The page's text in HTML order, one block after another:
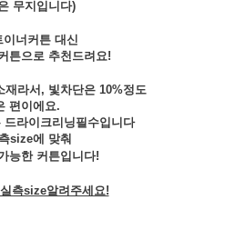
무지입니다)
이너커튼 대신
튼으로 추천드려요!
재라서, 빛차단은 10%정도
편이에요.
드라이크리닝필수입니다
size에 맞춰
능한 커튼입니다!
측size알려주세요!